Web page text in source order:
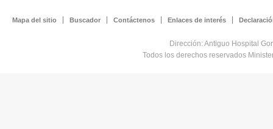
Mapa del sitio Buscador Contáctenos Enlaces de interés
Dirección: Antiguo Hospital
Todos los derechos reservados